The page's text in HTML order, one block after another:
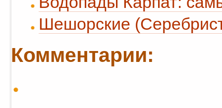
Шешорские
Комментарии: